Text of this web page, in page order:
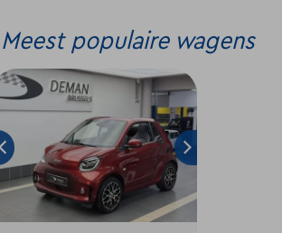
Meest populaire wagens